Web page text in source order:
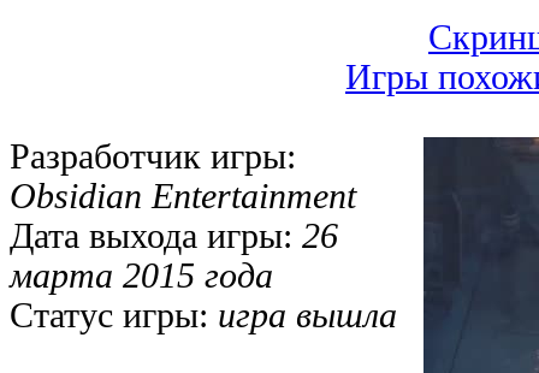
Игры
Разработчик игры:
Obsidian Entertainment
Дата выхода игры: 26
марта 2015 года
Статус игры: игра вышла